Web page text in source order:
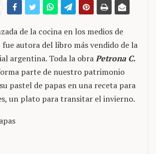
de la cocina en los medios de
autora del libro más vendido de la
argentina. Toda la obraPetrona C.
parte de nuestro patrimonio
pastel de papas en una receta para
un plato para transitar el invierno.